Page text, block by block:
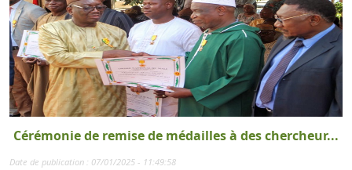
Cérémonie de remise de médailles à des chercheur...
Date de publication : 07/01/2025 - 11:49:58